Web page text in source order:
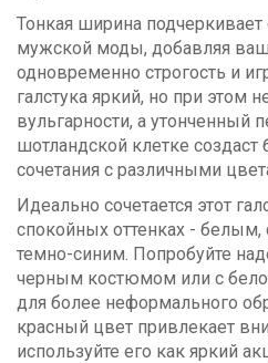
Тонкая ширина
мужской моды, добавляя
одновременно строгость и
галстука яркий, но при этом
вульгарности, а утонченный
шотландской клетке создаст
сочетания с различными
Идеально сочетается этот
спокойных оттенках -
темно-синим. Попробуйте
черным костюмом или с
для более неформального
красный цвет привлекает
используйте его как яркий